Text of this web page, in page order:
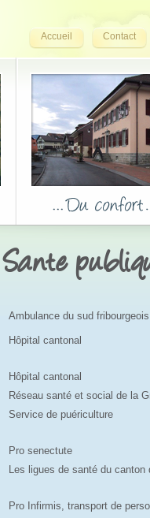
Accueil Contact
Sante
Ambulance du sud fribourgeois
Hôpital cantonal
Hôpital cantonal
Réseau santé et social de la
Service de puériculture
Pro senectute
Les ligues de santé du canton
Pro Infirmis, transport de